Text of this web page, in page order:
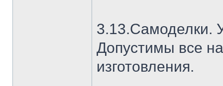
3.13.Самоделки.
Допустимы все
изготовления.